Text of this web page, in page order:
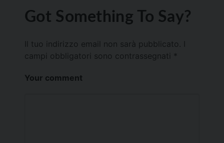
Got Something To Say?
Il tuo indirizzo email non sarà pubblicato.
campi obbligatori sono contrassegnati *
Your comment